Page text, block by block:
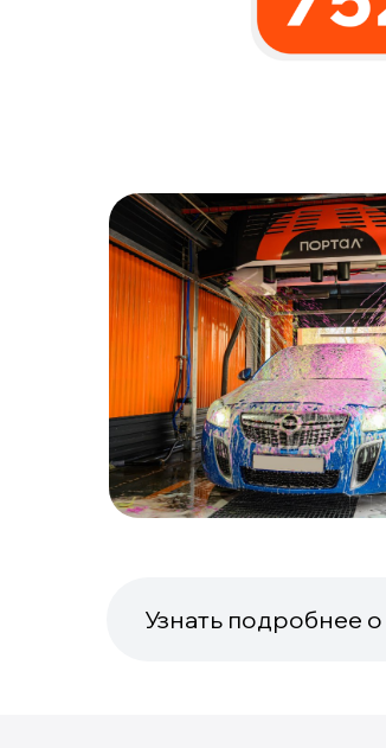
Узнать подробнее